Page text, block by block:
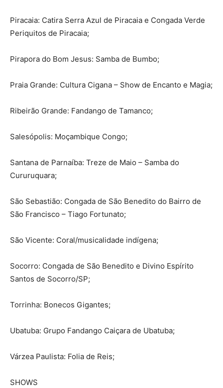
Piracaia: Catira Serra Azul de Piracaia e Congada Verde
Periquitos de Piracaia;
Pirapora do Bom Jesus: Samba de Bumbo;
Praia Grande: Cultura Cigana – Show de Encanto e Magia;
Ribeirão Grande: Fandango de Tamanco;
Salesópolis: Moçambique Congo;
Santana de Parnaíba: Treze de Maio – Samba do
Cururuquara;
São Sebastião: Congada de São Benedito do Bairro de
São Francisco – Tiago Fortunato;
São Vicente: Coral/musicalidade indígena;
Socorro: Congada de São Benedito e Divino Espírito
Santos de Socorro/SP;
Torrinha: Bonecos Gigantes;
Ubatuba: Grupo Fandango Caiçara de Ubatuba;
Várzea Paulista: Folia de Reis;
SHOWS